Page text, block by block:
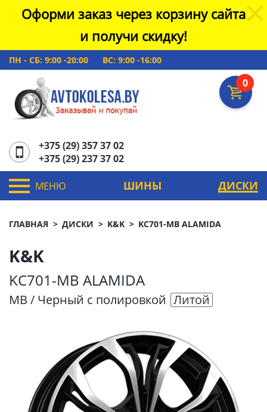
Оформи заказ через корзину сайта
и получи скидку!
ПН - СБ: 9:00 -20:00 ВС: 9:00 -16:00
0
+375 (29) 357 37 02
+375 (29) 237 37 02
МЕНЮ ШИНЫ ДИСКИ
ГЛАВНАЯ ДИСКИ K&K KC701-MB ALAMIDA
K&K
KC701-MB ALAMIDA
MB / Черный с полировкой Литой